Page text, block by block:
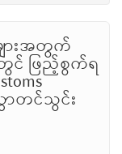
ျားအတွက်
တွင် ဖြည့်စွက်ရ
လွှာတင်သွင်း